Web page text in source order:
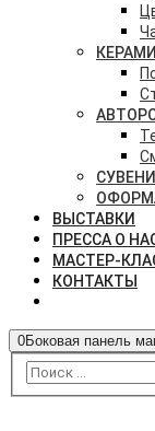
ВЫСТАВКИ
ПРЕССА О
МАСТЕР-
КОНТАКТЫ
0Боковая панель